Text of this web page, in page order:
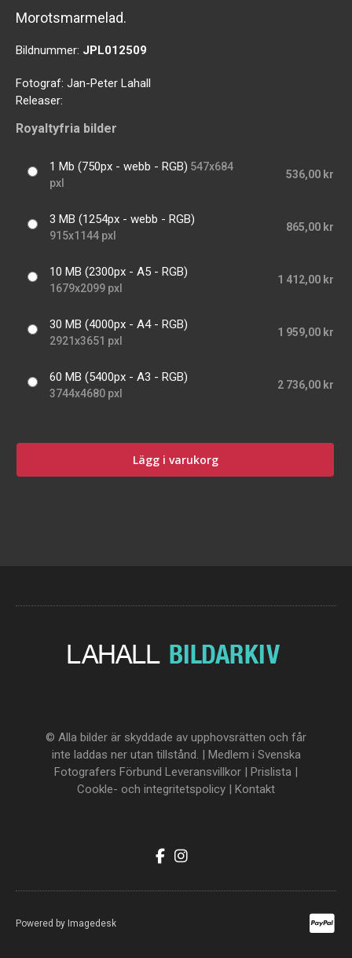
Morotsmarmelad.
Bildnummer: JPL012509
Fotograf: Jan-Peter Lahall
Releaser:
Royaltyfria bilder
1 Mb (750px - webb - RGB) 547x684
pxl
536,00 kr
3 MB (1254px - webb - RGB)
915x1144 pxl
865,00 kr
10 MB (2300px - A5 - RGB)
1679x2099 pxl
1 412,00 kr
30 MB (4000px - A4 - RGB)
2921x3651 pxl
1 959,00 kr
60 MB (5400px - A3 - RGB)
3744x4680 pxl
2 736,00 kr
Lägg i varukorg
© Alla bilder är skyddade av upphovsrätten och får
inte laddas ner utan tillstånd. | Medlem i Svenska
Fotografers Förbund Leveransvillkor | Prislista |
Cookle- och integritetspolicy | Kontakt
Powered by Imagedesk